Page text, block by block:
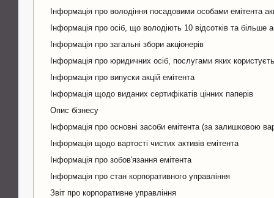
Інформація про володіння посадовими особами емітента
Інформація про осіб, що володіють 10 відсотків та більше
Інформація про загальні збори акціонерів
Інформація про юридичних осіб, послугами яких
Інформація про випуски акцій емітента
Інформація щодо виданих сертифікатів цінних паперів
Опис бізнесу
Інформація про основні засоби емітента (за залишковою
Інформація щодо вартості чистих активів емітента
Інформація про зобов'язання емітента
Інформація про стан корпоративного управління
Звіт про корпоративне управління